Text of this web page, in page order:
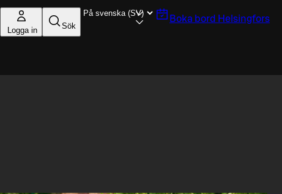
Logga in Sök
Boka bord Helsingfors